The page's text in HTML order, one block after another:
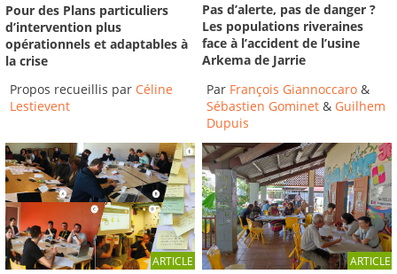
Pour des Plans particuliers
d’intervention plus
opérationnels et adaptables à
la crise
Propos recueillis par Céline
Lestievent
Pas d’alerte, pas de danger ?
Les populations riveraines
face à l’accident de l’usine
Arkema de Jarrie
Par François Giannoccaro &
Sébastien Gominet & Guilhem
Dupuis
ARTICLE ARTICLE